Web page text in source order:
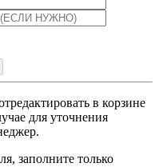
в корзине
для уточнения
заполните только